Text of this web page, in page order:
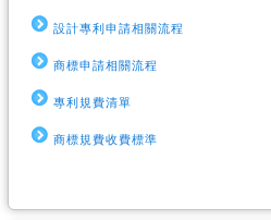
設計專利申請相關流程
商標申請相關流程
專利規費清單
商標規費收費標準